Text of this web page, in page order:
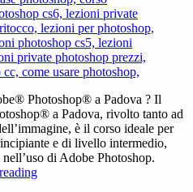
Photoshop® a Padova ? Il
a Padova, rivolto tanto ad
è il corso ideale per
e di livello intermedio,
di Adobe Photoshop.
Workshop